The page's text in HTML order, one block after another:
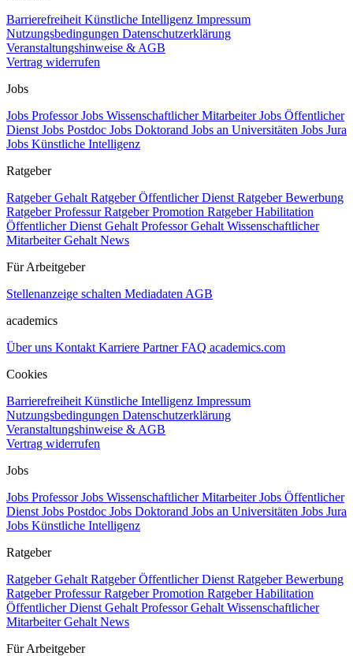
Barrierefreiheit Künstliche Intelligenz Impressum
Nutzungsbedingungen Datenschutzerklärung
Veranstaltungshinweise & AGB
Vertrag widerrufen
Jobs
Jobs ProfessorJobs Wissenschaftlicher MitarbeiterJobs Öffentlicher
Dienst Jobs Postdoc Jobs Doktorand Jobs an Universitäten Jobs Jura
Jobs Künstliche Intelligenz
Ratgeber
Ratgeber Gehalt Ratgeber Öffentlicher Dienst Ratgeber Bewerbung
Ratgeber ProfessurRatgeber Promotion Ratgeber Habilitation
Öffentlicher Dienst Gehalt Professor Gehalt Wissenschaftlicher
Mitarbeiter Gehalt News
Für Arbeitgeber
Stellenanzeige schalten Mediadaten AGB
academics
Über uns Kontakt Karriere PartnerFAQ academics.com
Cookies
Barrierefreiheit Künstliche Intelligenz Impressum
Nutzungsbedingungen Datenschutzerklärung
Veranstaltungshinweise & AGB
Vertrag widerrufen
Jobs
Jobs ProfessorJobs Wissenschaftlicher MitarbeiterJobs Öffentlicher
Dienst Jobs Postdoc Jobs Doktorand Jobs an Universitäten Jobs Jura
Jobs Künstliche Intelligenz
Ratgeber
Ratgeber Gehalt Ratgeber Öffentlicher Dienst Ratgeber Bewerbung
Ratgeber ProfessurRatgeber Promotion Ratgeber Habilitation
Öffentlicher Dienst Gehalt Professor Gehalt Wissenschaftlicher
Mitarbeiter Gehalt News
Für Arbeitgeber